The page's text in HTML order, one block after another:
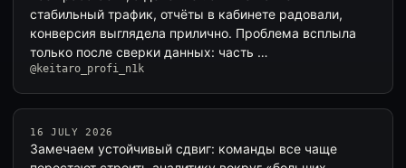
стабильный трафик, отчёты в кабинете радовали,
конверсия выглядела прилично. Проблема всплыла
только после сверки данных: часть …
@keitaro_profi_n1k
16 JULY 2026
Замечаем устойчивый сдвиг: команды все чаще